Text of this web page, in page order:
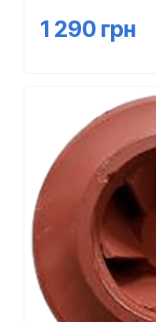
1 290 грн